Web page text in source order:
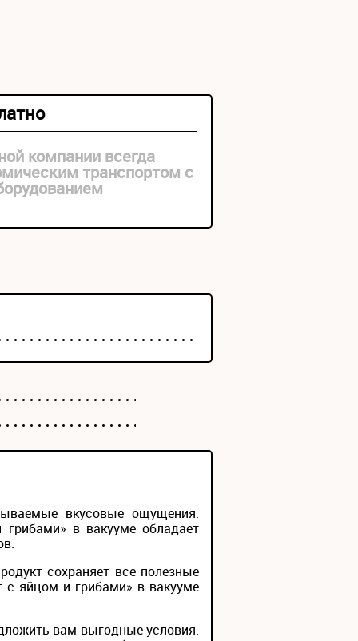
компании всегда
транспортом с
вкусовые ощущения.
в вакууме обладает
сохраняет все полезные
с яйцом и грибами» в вакууме
вам выгодные условия.